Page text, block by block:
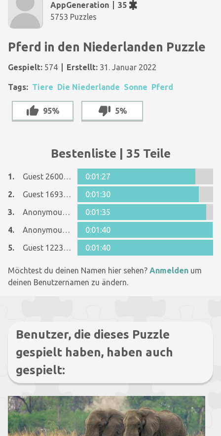
AppGeneration
35
5753 Puzzles
Pferd in den Niederlanden Puzzle
Gespielt: 574 Erstellt: 31. Januar 2022
Tags: Tiere Die Niederlande Sonne Pferd
95% 5%
Bestenliste | 35 Teile
1. Guest 26005481
0:01:27
2.
Guest 16934092
0:01:30
3.
Anonymous 487538
0:01:35
4.
Anonymous 525324
0:01:40
5.
Guest 12237642 0:01:40
Möchtest du deinen Namen hier sehen? Anmelden um
deinen Benutzernamen zu ändern.
Benutzer, die dieses Puzzle
gespielt haben, haben auch
gespielt: